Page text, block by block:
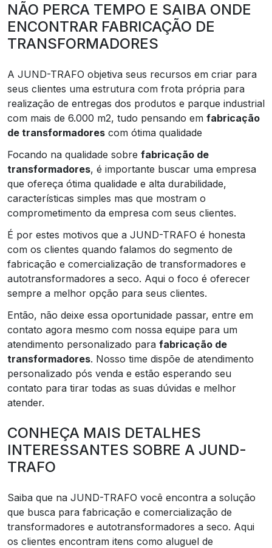
NÃO PERCA TEMPO E SAIBA ONDE
ENCONTRAR FABRICAÇÃO DE
TRANSFORMADORES
A JUND-TRAFO objetiva seus recursos em criar para
seus clientes uma estrutura com frota própria para
realização de entregas dos produtos e parque industrial
com mais de 6.000 m2, tudo pensando em fabricação
de transformadores com ótima qualidade
Focando na qualidade sobre fabricação de
transformadores, é importante buscar uma empresa
que ofereça ótima qualidade e alta durabilidade,
características simples mas que mostram o
comprometimento da empresa com seus clientes.
É por estes motivos que a JUND-TRAFO é honesta
com os clientes quando falamos do segmento de
fabricação e comercialização de transformadores e
autotransformadores a seco. Aqui o foco é oferecer
sempre a melhor opção para seus clientes.
Então, não deixe essa oportunidade passar, entre em
contato agora mesmo com nossa equipe para um
atendimento personalizado para fabricação de
transformadores. Nosso time dispõe de atendimento
personalizado pós venda e estão esperando seu
contato para tirar todas as suas dúvidas e melhor
atender.
CONHEÇA MAIS DETALHES
INTERESSANTES SOBRE A JUND-
TRAFO
Saiba que na JUND-TRAFO você encontra a solução
que busca para fabricação e comercialização de
transformadores e autotransformadores a seco. Aqui
os clientes encontram itens como aluguel de